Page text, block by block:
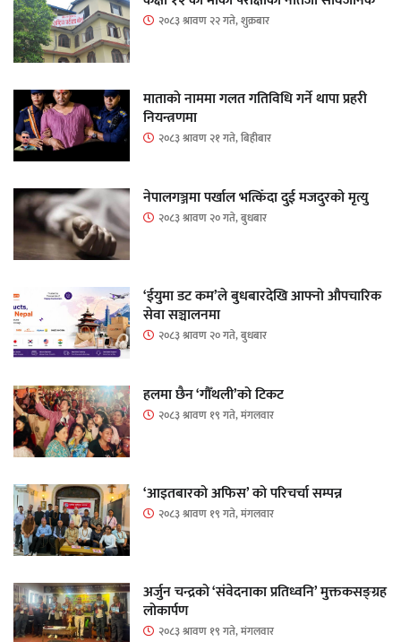
२०८३ श्रावण २२ गते, शुक्रबार
माताकाे नाममा गलत गतिविधि गर्ने थापा प्रहरी
नियन्त्रणमा
२०८३ श्रावण २१ गते, बिहीबार
नेपालगञ्जमा पर्खाल भत्किँदा दुई मजदुरको मृत्यु
२०८३ श्रावण २० गते, बुधबार
‘ईयुमा डट कम’ले बुधबारदेखि आफ्नो औपचारिक
सेवा सञ्चालनमा
२०८३ श्रावण २० गते, बुधबार
हलमा छैन ‘गौँथली’को टिकट
२०८३ श्रावण १९ गते, मंगलवार
‘आइतबारको अफिस’ को परिचर्चा सम्पन्न
२०८३ श्रावण १९ गते, मंगलवार
अर्जुन चन्द्रको ‘संवेदनाका प्रतिध्वनि’ मुक्तकसङ्ग्रह
लोकार्पण
२०८३ श्रावण १९ गते, मंगलवार